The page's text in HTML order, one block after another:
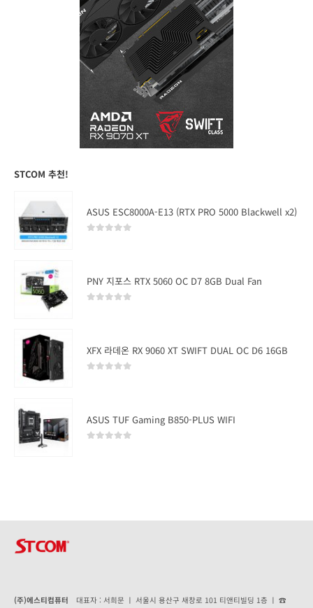
STCOM 추천!
ASUS ESC8000A-E13 (RTX PRO 5000 Blackwell x2)
PNY 지포스 RTX 5060 OC D7 8GB Dual Fan
XFX 라데온 RX 9060 XT SWIFT DUAL OC D6 16GB
ASUS TUF Gaming B850-PLUS WIFI
(주)에스티컴퓨터 대표자 : 서희문 ㅣ 서울시 용산구 새창로 101 티앤티빌딩 1층 ㅣ ☎